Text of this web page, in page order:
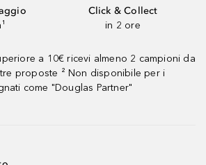
Click & Collect
in 2 ore
a 10€ ricevi almeno 2 campioni da
proposte ² Non disponibile per i
come "Douglas Partner"